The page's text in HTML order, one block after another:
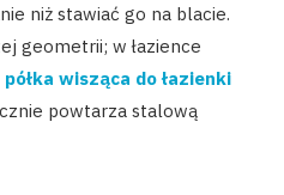
niż stawiać go na blacie.
geometrii; w łazience
półka wisząca do łazienki
powtarza stalową